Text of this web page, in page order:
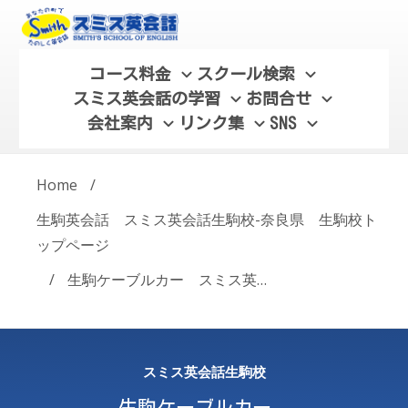
コース料金
スクール検索
スミス英会話の学習
お問合せ
会社案内
リンク集 SNS
Home
/
生駒英会話 スミス英会話生駒校-奈良県 生駒校ト
ップページ
/
生駒ケーブルカー スミス英会話学校近くの100年の歴史を持つ隠れた名所
スミス英会話生駒校